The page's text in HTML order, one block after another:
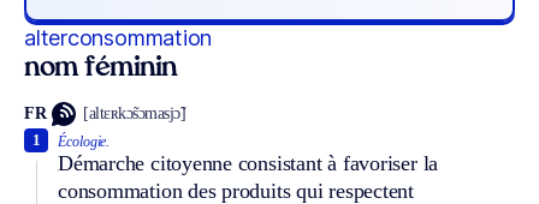
alterconsommation
nom féminin
FR [altɛʀkɔ̃sɔmasjɔ̃]
Écologie.
Démarche citoyenne consistant à favoriser la
consommation des produits qui respectent
1